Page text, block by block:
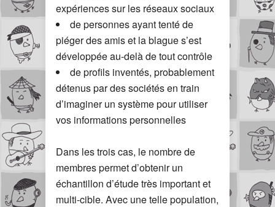
expériences sur les réseaux sociaux
de personnes ayant tenté de
piéger des amis et la blague s’est
développée au-delà de tout contrôle
de profils inventés, probablement
détenus par des sociétés en train
d’imaginer un système pour utiliser
vos informations personnelles
Dans les trois cas, le nombre de
membres permet d’obtenir un
échantillon d’étude très important et
multi-cible. Avec une telle population,